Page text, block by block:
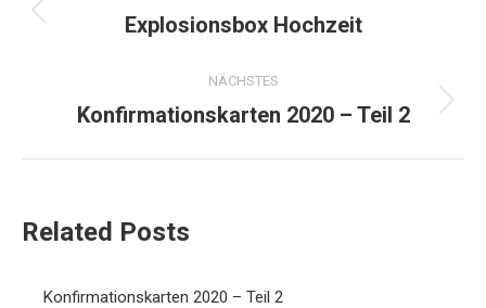
Vorheriger
Explosionsbox Hochzeit
NÄCHSTES
Nächster
Konfirmationskarten 2020 – Teil 2
Related Posts
Konfirmationskarten 2020 – Teil 2